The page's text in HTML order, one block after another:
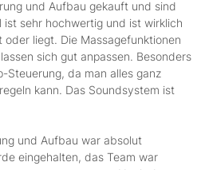
und Aufbau gekauft und sind
ist sehr hochwertig und ist wirklich
oder liegt. Die Massagefunktionen
sich gut anpassen. Besonders
Steuerung, da man alles ganz
kann. Das Soundsystem ist
und Aufbau war absolut
eingehalten, das Team war